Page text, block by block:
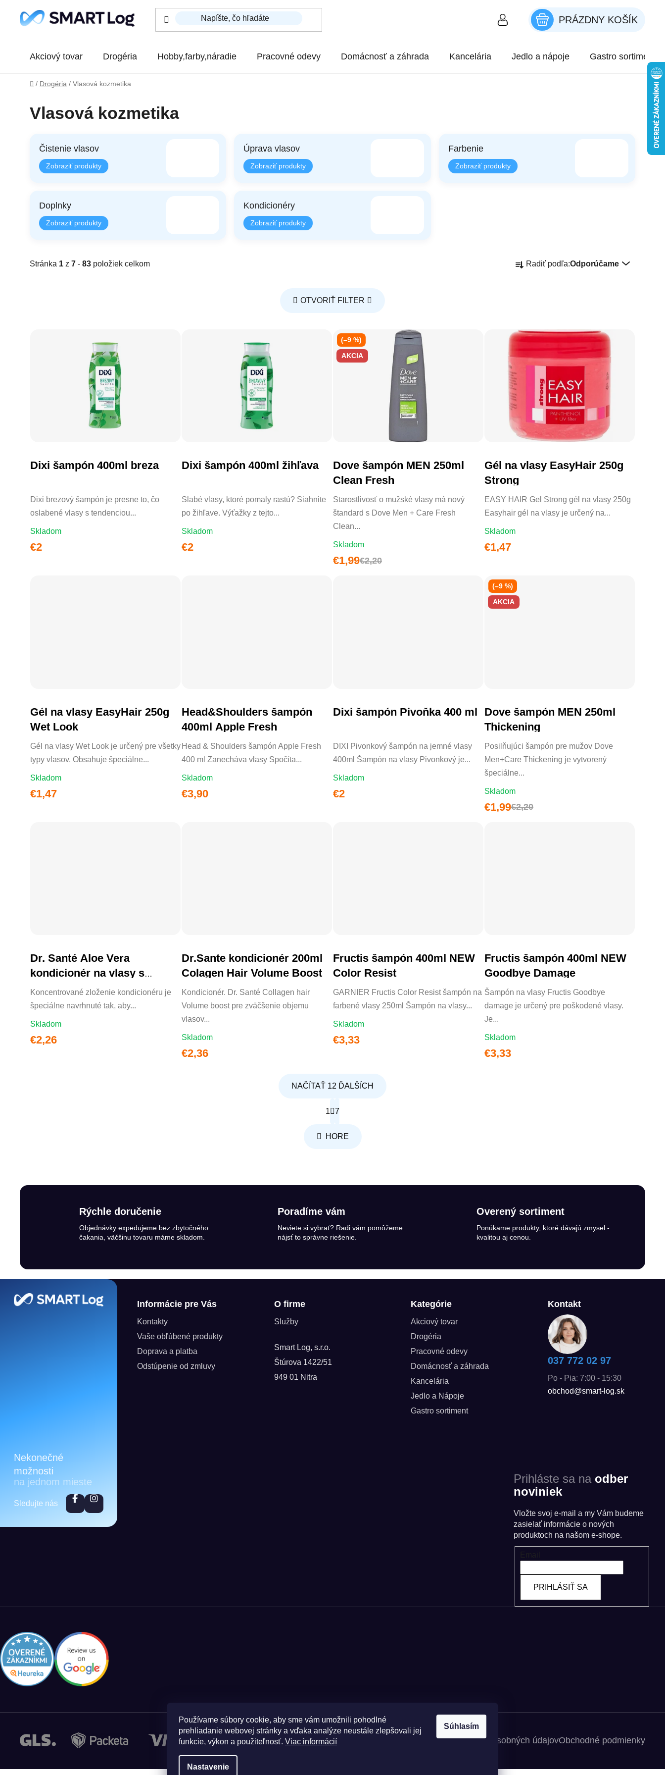
Používame súbory cookie, aby sme vám umožnili pohodlné
prehliadanie webovej stránky a vďaka analýze neustále zlepšovali jej
funkcie, výkon a použiteľnosť. Viac informácií
Nastavenie
Súhlasím
NÁKUPNÝ KOŠÍK
PRÁZDNY KOŠÍK
Akciový tovar Drogéria Hobby,farby,náradie Pracovné odevy Domácnosť a záhrada Kancelária Jedlo a nápoje Gastro sortiment
Domov
/ Drogéria / Vlasová kozmetika
Vlasová kozmetika
Čistenie vlasov Úprava vlasov Farbenie
Doplnky Kondicionéry
Stránka 1 z 7 - 83 položiek celkom Radiť podľa:Odporúčame
OTVORIŤ FILTER
Dixi šampón 400ml breza
Dixi brezový šampón je presne to, čo
oslabené vlasy s tendenciou...
Skladom
€2
Dixi šampón 400ml žihľava
Slabé vlasy, ktoré pomaly rastú? Siahnite
po žihľave. Výťažky z tejto...
Skladom
€2
AKCIA
Dove šampón MEN 250ml
Clean Fresh
Starostlivosť o mužské vlasy má nový
štandard s Dove Men + Care Fresh
Clean...
Skladom
€1,99€2,20
(–9 %)
Gél na vlasy EasyHair 250g
Strong
EASY HAIR Gel Strong gél na vlasy 250g
Easyhair gél na vlasy je určený na...
Skladom
€1,47
Gél na vlasy EasyHair 250g
Wet Look
Gél na vlasy Wet Look je určený pre všetky
typy vlasov. Obsahuje špeciálne...
Skladom
€1,47
Head&Shoulders šampón
400ml Apple Fresh
Head & Shoulders šampón Apple Fresh
400 ml Zanecháva vlasy Spočíta...
Skladom
€3,90
DO KOŠÍKA
Dixi šampón Pivoňka 400 ml
DIXI Pivonkový šampón na jemné vlasy
400ml Šampón na vlasy Pivonkový je...
Skladom
€2
AKCIA
Dove šampón MEN 250ml
Thickening
Posilňujúci šampón pre mužov Dove
Men+Care Thickening je vytvorený
špeciálne...
Skladom
€1,99€2,20
(–9 %)
Dr. Santé Aloe Vera
kondicionér na vlasy s
výťažkami aloe vera 200ml
Koncentrované zloženie kondicionéru je
špeciálne navrhnuté tak, aby...
Skladom
€2,26
DO KOŠÍKA
Dr.Sante kondicionér 200ml
Colagen Hair Volume Boost
Kondicionér. Dr. Santé Collagen hair
Volume boost pre zväčšenie objemu
vlasov...
Skladom
€2,36
DO KOŠÍKA
Fructis šampón 400ml NEW
Color Resist
GARNIER Fructis Color Resist šampón na
farbené vlasy 250ml Šampón na vlasy...
Skladom
€3,33
DO KOŠÍKA
Fructis šampón 400ml NEW
Goodbye Damage
Šampón na vlasy Fructis Goodbye
damage je určený pre poškodené vlasy.
Je...
Skladom
€3,33
DO KOŠÍKA
Ovládacie prvky výpisu
NAČÍTAŤ 12 ĎALŠÍCH
1 7
HORE
Rýchle doručenie
Objednávky expedujeme bez zbytočného
čakania, väčšinu tovaru máme skladom.
Poradíme vám
Neviete si vybrať? Radi vám pomôžeme
nájsť to správne riešenie.
Overený sortiment
Ponúkame produkty, ktoré dávajú zmysel -
kvalitou aj cenou.
Nekonečné
možnosti
na jednom mieste
Sledujte nás
Informácie pre Vás
Kontakty
Vaše obľúbené produkty
Doprava a platba
Odstúpenie od zmluvy
O firme
Služby
Smart Log, s.r.o.
Štúrova 1422/51
949 01 Nitra
Kategórie
Akciový tovar
Drogéria
Pracovné odevy
Domácnosť a záhrada
Kancelária
Jedlo a Nápoje
Gastro sortiment
Kontakt
037 772 02 97
Po - Pia: 7:00 - 15:30
obchod@smart-log.sk
Prihláste sa na odber
noviniek
Vložte svoj e-mail a my Vám budeme
zasielať informácie o nových
produktoch na našom e-shope.
PRIHLÁSIŤ SA
Zásady spracovania osobných údajovObchodné podmienky